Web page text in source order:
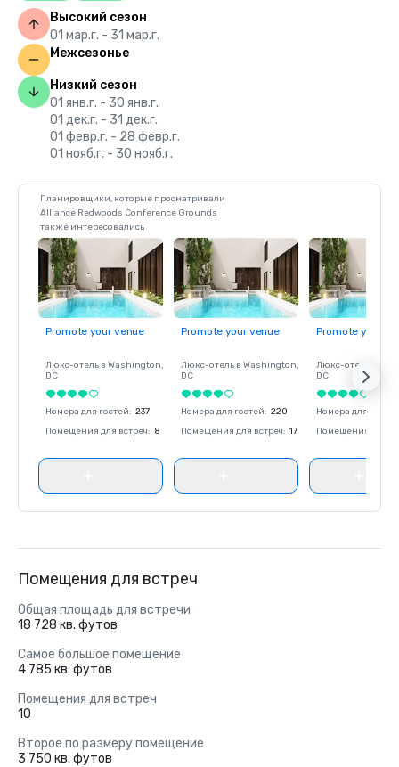
Высокий сезон
01 мар.г. - 31 мар.г.
Межсезонье
Низкий сезон
01 янв.г. - 30 янв.г.
01 дек.г. - 31 дек.г.
01 февр.г. - 28 февр.г.
01 нояб.г. - 30 нояб.г.
Планировщики, которые просматривали
Alliance Redwoods Conference Grounds
также интересовались
Promote your venue
Люкс-отель в Washington,
DC
Номера для гостей: 237
Помещения для встреч: 8
Promote your venue
Люкс-отель в Washington,
DC
Номера для гостей: 220
Помещения для встреч: 17
Promote your
Люкс-отель в
DC
Номера для гостей
Помещения для
Помещения для встреч
Общая площадь для встречи
18 728 кв. футов
Самое большое помещение
4 785 кв. футов
Помещения для встреч
10
Второе по размеру помещение
3 750 кв. футов